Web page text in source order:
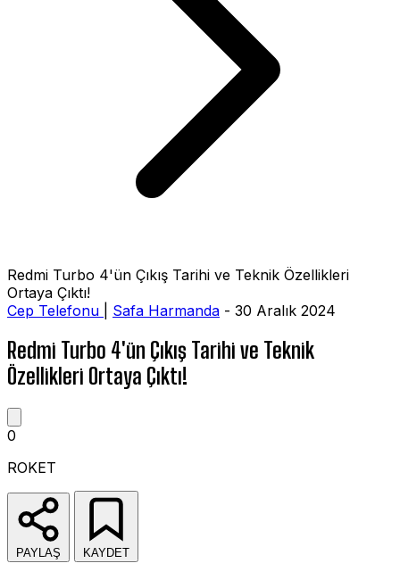
Redmi Turbo 4'ün Çıkış Tarihi ve Teknik Özellikleri
Ortaya Çıktı!
Cep Telefonu
Safa Harmanda - 30 Aralık 2024
Redmi Turbo 4'ün Çıkış Tarihi ve Teknik
Özellikleri Ortaya Çıktı!
0
ROKET
PAYLAŞ KAYDET